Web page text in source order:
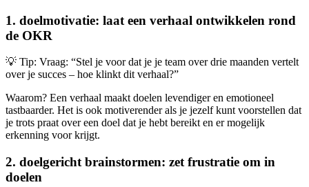
1. doelmotivatie: laat een verhaal ontwikkelen rond
de OKR
💡 Tip: Vraag: “Stel je voor dat je je team over drie maanden vertelt
over je succes – hoe klinkt dit verhaal?”
Waarom? Een verhaal maakt doelen levendiger en emotioneel
tastbaarder. Het is ook motiverender als je jezelf kunt voorstellen dat
je trots praat over een doel dat je hebt bereikt en er mogelijk
erkenning voor krijgt.
2. doelgericht brainstormen: zet frustratie om in
doelen